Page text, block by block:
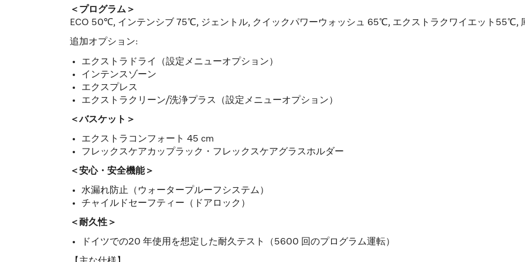
＜プログラム＞
ECO 50℃, インテンシブ 75℃, ジェントル, クイックパワーウォッシュ 65℃, エクストラクワイエット55℃,
追加オプション:
エクストラドライ（設定メニューオプション）
インテンスゾーン
エクスプレス
エクストラクリーン/洗浄プラス（設定メニューオプション）
＜バスケット＞
エクストラコンフォート 45 cm
フレックスケアカップラック・フレックスケアグラスホルダー
＜安心・安全機能＞
水漏れ防止（ウォータープルーフシステム）
チャイルドセーフティー（ドアロック）
＜耐久性＞
ドイツでの20 年使用を想定した耐久テスト（5600 回のプログラム運転）